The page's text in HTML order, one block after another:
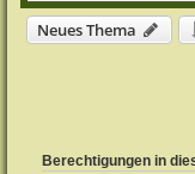
Neues Thema
Berechtigungen in